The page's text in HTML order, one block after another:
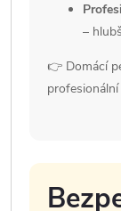
–
👉 Domácí